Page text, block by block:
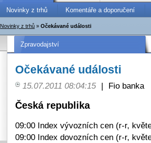
Novinky z trhů Komentáře a doporučení
Novinky z trhů » Očekávané události
Zpravodajství
Očekávané události
15.07.2011 08:04:15 | Fio banka
Česká republika
09:00 Index vývozních cen (r-r,
09:00 Index dovozních cen (r-r,